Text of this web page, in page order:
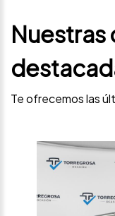
Te ofrecemos las